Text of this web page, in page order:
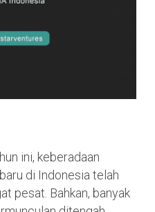
ini, keberadaan
di Indonesia telah
pesat. Bahkan, banyak